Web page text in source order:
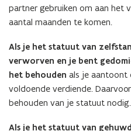
partner gebruiken om aan het
aantal maanden te komen.
Als je het statuut van
verworven en je bent
het behouden als je aantoont
voldoende verdiende.
behouden van je statuut nodig.
Als je het statuut van